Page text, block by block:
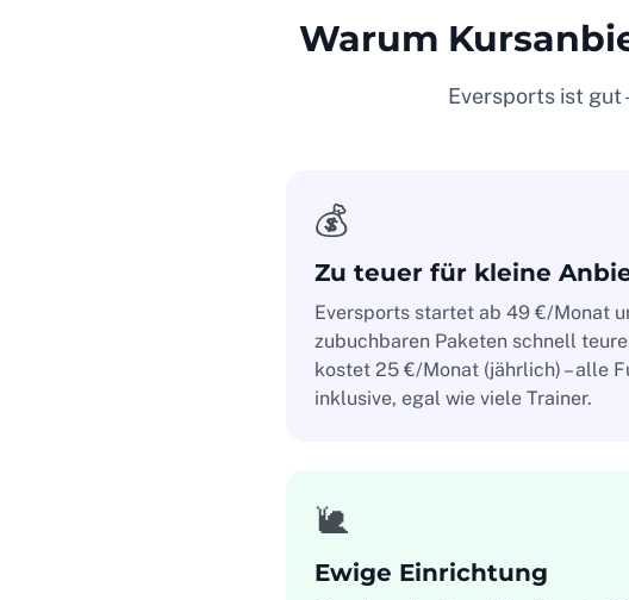
Warum
Eversports ist gut
💰
Zu teuer für kleine
Eversports startet ab 49 €/Monat
zubuchbaren Paketen schnell
kostet 25 €/Monat (jährlich) – alle
inklusive, egal wie viele Trainer.
🐌
Ewige Einrichtung